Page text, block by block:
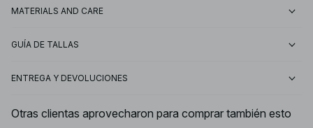
MATERIALS AND CARE
GUÍA DE TALLAS
ENTREGA Y DEVOLUCIONES
Otras clientas aprovecharon para comprar también esto